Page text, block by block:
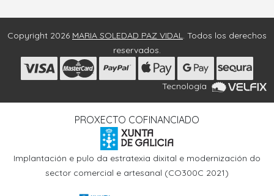
Copyright 2026 MARIA SOLEDAD PAZ VIDAL
. Todos los derechos
reservados.
Tecnología
PROXECTO COFINANCIADO
Implantación e pulo da estratexia dixital e modernización do
sector comercial e artesanal (CO300C 2021)